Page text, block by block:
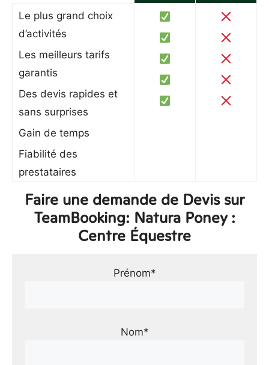
Le plus grand choix
d’activités
Les meilleurs tarifs
garantis
Des devis rapides et
sans surprises
Gain de temps
Fiabilité des
prestataires
Faire une demande de Devis sur
TeamBooking: Natura Poney :
Centre Équestre
Prénom*
Nom*